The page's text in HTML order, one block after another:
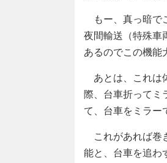
もー、真っ暗で
夜間輸送（特殊車
あるのでこの機能
あとは、これは
際、台車折ってミ
て、台車をミラー
これがあれば巻
能と、台車を追わ